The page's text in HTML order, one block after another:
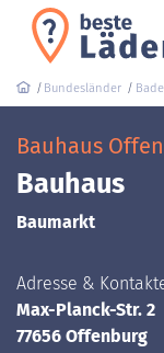
Bundesländer
Bauhaus
Bauhaus
Baumarkt
Adresse &
Max-Planck-Str. 2
77656 Offenburg